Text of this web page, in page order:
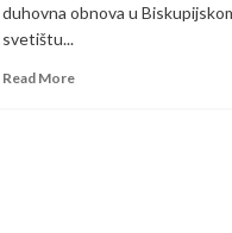
duhovna obnova u
svetištu...
Read More